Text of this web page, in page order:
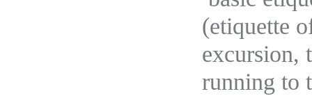
(etiquette
excursion,
running to